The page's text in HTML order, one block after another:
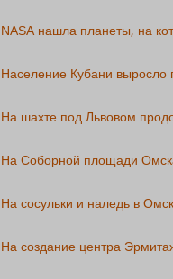
NASA нашла планеты, на
Население Кубани выросло
На шахте под Львовом
На Соборной площади
На сосульки и наледь в
На создание центра